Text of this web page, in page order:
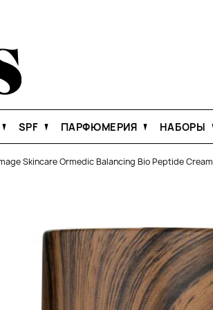
SPF ПАРФЮМЕРИЯ НАБОРЫ
Skincare Ormedic Balancing Bio Peptide Cream